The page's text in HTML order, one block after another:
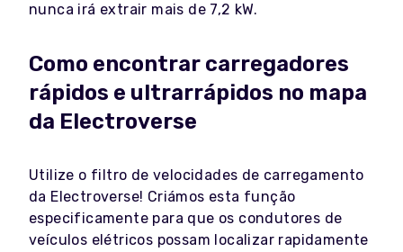
nunca irá extrair mais de 7,2 kW.
Como encontrar carregadores
rápidos e ultrarrápidos no mapa
da Electroverse
Utilize o filtro de velocidades de carregamento
da Electroverse! Criámos esta função
especificamente para que os condutores de
veículos elétricos possam localizar rapidamente